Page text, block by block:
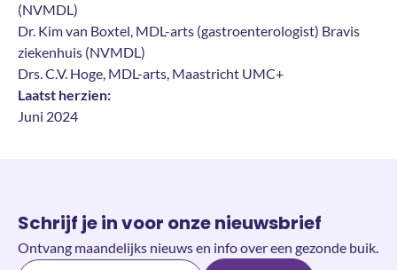
(NVMDL)
Dr. Kim van Boxtel, MDL-arts (gastroenterologist) Bravis
ziekenhuis (NVMDL)
Drs. C.V. Hoge, MDL-arts, Maastricht UMC+
Laatst herzien:
Juni 2024
Schrijf je in voor onze nieuwsbrief
Ontvang maandelijks nieuws en info over een gezonde buik.